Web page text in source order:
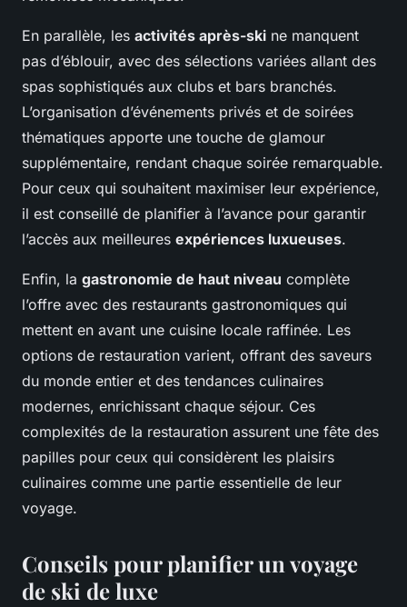
En parallèle, les activités après-ski ne manquent
pas d’éblouir, avec des sélections variées allant des
spas sophistiqués aux clubs et bars branchés.
L’organisation d’événements privés et de soirées
thématiques apporte une touche de glamour
supplémentaire, rendant chaque soirée remarquable.
Pour ceux qui souhaitent maximiser leur expérience,
il est conseillé de planifier à l’avance pour garantir
l’accès aux meilleures expériences luxueuses.
Enfin, la gastronomie de haut niveau complète
l’offre avec des restaurants gastronomiques qui
mettent en avant une cuisine locale raffinée. Les
options de restauration varient, offrant des saveurs
du monde entier et des tendances culinaires
modernes, enrichissant chaque séjour. Ces
complexités de la restauration assurent une fête des
papilles pour ceux qui considèrent les plaisirs
culinaires comme une partie essentielle de leur
voyage.
Conseils pour planifier un voyage
de ski de luxe